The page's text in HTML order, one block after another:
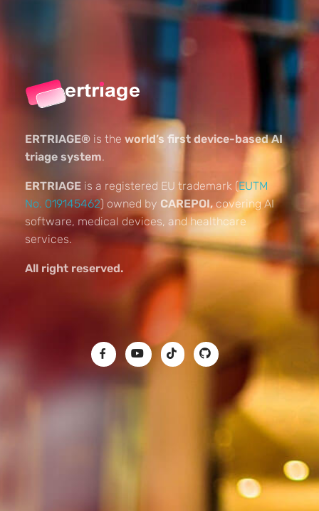
ERTRIAGE® is the world’s first device-based AI
triage system.
ERTRIAGE is a registered EU trademark (EUTM
No. 019145462) owned by CAREPOI,covering AI
software, medical devices, and healthcare
services.
All right reserved.